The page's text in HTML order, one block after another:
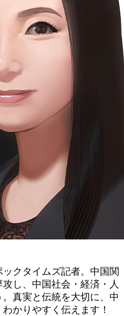
クタイムズ記者。中国関
し、中国社会・経済・人
真実と伝統を大切に、中
かりやすく伝えます！